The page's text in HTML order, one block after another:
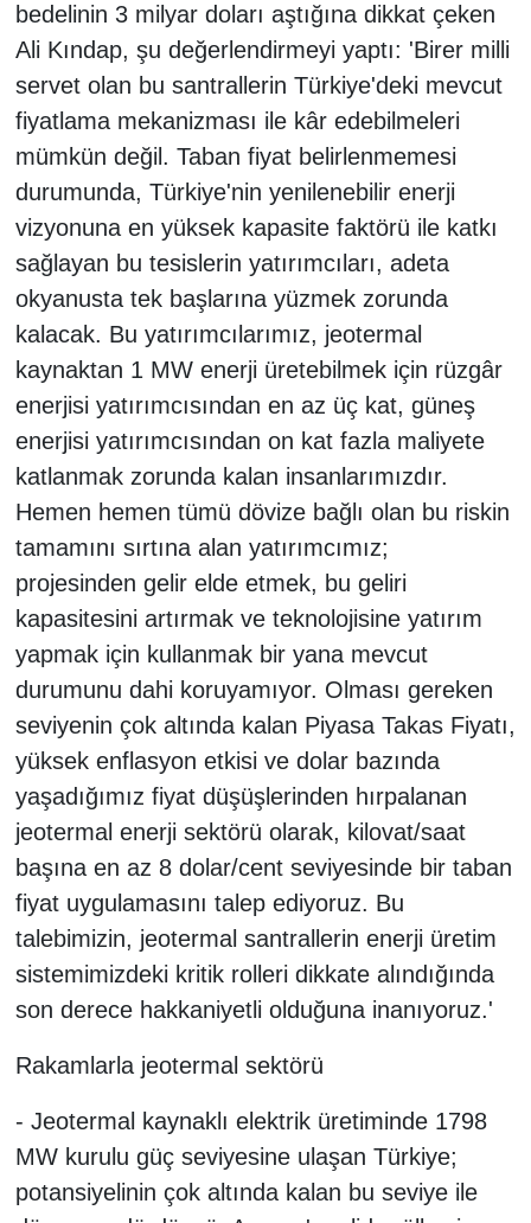
bedelinin 3 milyar doları aştığına dikkat çeken
Ali Kındap, şu değerlendirmeyi yaptı: 'Birer milli
servet olan bu santrallerin Türkiye'deki mevcut
fiyatlama mekanizması ile kâr edebilmeleri
mümkün değil. Taban fiyat belirlenmemesi
durumunda, Türkiye'nin yenilenebilir enerji
vizyonuna en yüksek kapasite faktörü ile katkı
sağlayan bu tesislerin yatırımcıları, adeta
okyanusta tek başlarına yüzmek zorunda
kalacak. Bu yatırımcılarımız, jeotermal
kaynaktan 1 MW enerji üretebilmek için rüzgâr
enerjisi yatırımcısından en az üç kat, güneş
enerjisi yatırımcısından on kat fazla maliyete
katlanmak zorunda kalan insanlarımızdır.
Hemen hemen tümü dövize bağlı olan bu riskin
tamamını sırtına alan yatırımcımız;
projesinden gelir elde etmek, bu geliri
kapasitesini artırmak ve teknolojisine yatırım
yapmak için kullanmak bir yana mevcut
durumunu dahi koruyamıyor. Olması gereken
seviyenin çok altında kalan Piyasa Takas Fiyatı,
yüksek enflasyon etkisi ve dolar bazında
yaşadığımız fiyat düşüşlerinden hırpalanan
jeotermal enerji sektörü olarak, kilovat/saat
başına en az 8 dolar/cent seviyesinde bir taban
fiyat uygulamasını talep ediyoruz. Bu
talebimizin, jeotermal santrallerin enerji üretim
sistemimizdeki kritik rolleri dikkate alındığında
son derece hakkaniyetli olduğuna inanıyoruz.'
Rakamlarla jeotermal sektörü
- Jeotermal kaynaklı elektrik üretiminde 1798
MW kurulu güç seviyesine ulaşan Türkiye;
potansiyelinin çok altında kalan bu seviye ile